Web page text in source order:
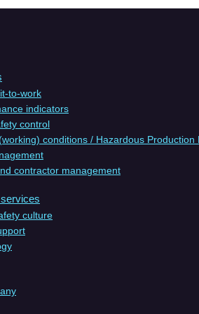
to-work
indicators
control
conditions / Hazardous Production
contractor management
culture